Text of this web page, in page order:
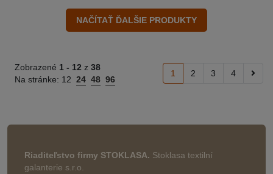
Zobrazené 1 - 12 z 38
Na stránke: 12 24 48 96
1 2 3 4
Riaditeľstvo firmy STOKLASA. Stoklasa textilní
galanterie s.r.o.